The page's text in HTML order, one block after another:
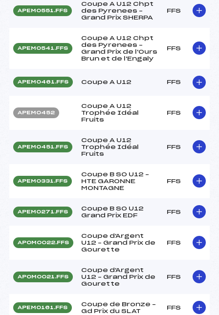
APEM0551.FFS
Coupe A U12 Chpt
des Pyrenees –
Grand Prix SHERPA
FFS
APEM0541.FFS
Coupe A U12 Chpt
des Pyrenees –
Grand Prix de l'Ours
Brun et de l'Engaly
FFS
APEM0461.FFS Coupe A U12 FFS
APEM0452
Coupe A U12
Trophée Idéal
Fruits
FFS
APEM0451.FFS
Coupe A U12
Trophée Idéal
Fruits
FFS
APEM0331.FFS
Coupe B SO U12 –
HTE GARONNE
MONTAGNE
FFS
APEM0271.FFS
Coupe B SO U12
Grand Prix EDF
FFS
APOM0022.FFS
Coupe d'Argent
U12 – Grand Prix de
Gourette
FFS
APOM0021.FFS
Coupe d'Argent
U12 – Grand Prix de
Gourette
FFS
APEM0161.FFS
Coupe de Bronze –
Gd Prix du SLAT
FFS